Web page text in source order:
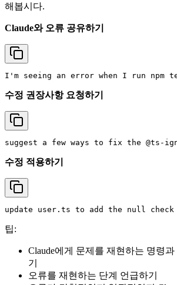
해봅시다.
Claude와 오류 공유하기
수정 권장사항 요청하기
수정 적용하기
팁:
Claude에게 문제를 재현하는 명령
기
오류를 재현하는 단계 언급하기